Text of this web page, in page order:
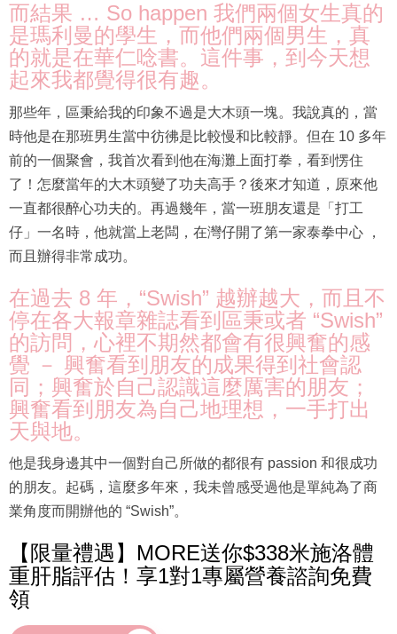
而結果 … So happen 我們兩個女生真的
是瑪利曼的學生，而他們兩個男生，真
的就是在華仁唸書。這件事，到今天想
起來我都覺得很有趣。
那些年，區秉給我的印象不過是大木頭一塊。我說真的，當
時他是在那班男生當中彷彿是比較慢和比較靜。但在 10 多年
前的一個聚會，我首次看到他在海灘上面打拳，看到愣住
了！怎麼當年的大木頭變了功夫高手？後來才知道，原來他
一直都很醉心功夫的。再過幾年，當一班朋友還是「打工
仔」一名時，他就當上老闆，在灣仔開了第一家泰拳中心 ，
而且辦得非常成功。
在過去 8 年，“Swish” 越辦越大，而且不
停在各大報章雜誌看到區秉或者 “Swish”
的訪問，心裡不期然都會有很興奮的感
覺 － 興奮看到朋友的成果得到社會認
同；興奮於自己認識這麼厲害的朋友；
興奮看到朋友為自己地理想，一手打出
天與地。
他是我身邊其中一個對自己所做的都很有 passion 和很成功
的朋友。起碼，這麼多年來，我未曾感受過他是單純為了商
業角度而開辦他的 “Swish”。
【限量禮遇】MORE送你$338米施洛體
重肝脂評估！享1對1專屬營養諮詢免費
領